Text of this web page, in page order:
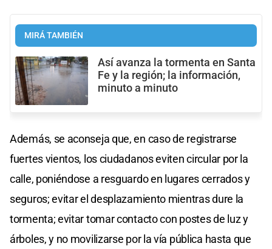
MIRÁ TAMBIÉN
Así avanza la tormenta en Santa
Fe y la región; la información,
minuto a minuto
Además, se aconseja que, en caso de registrarse
fuertes vientos, los ciudadanos eviten circular por la
calle, poniéndose a resguardo en lugares cerrados y
seguros; evitar el desplazamiento mientras dure la
tormenta; evitar tomar contacto con postes de luz y
árboles, y no movilizarse por la vía pública hasta que